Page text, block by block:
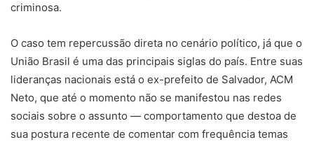
criminosa.
O caso tem repercussão direta no cenário político, já que o
União Brasil é uma das principais siglas do país. Entre suas
lideranças nacionais está o ex-prefeito de Salvador, ACM
Neto, que até o momento não se manifestou nas redes
sociais sobre o assunto — comportamento que destoa de
sua postura recente de comentar com frequência temas